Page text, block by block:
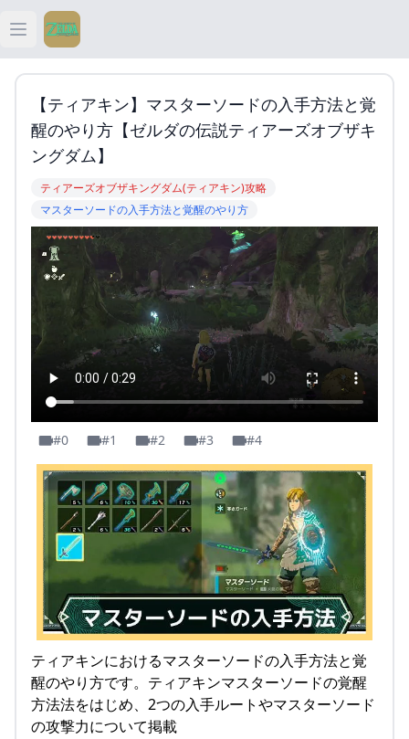
Open main menu
ティアキン
ティアキン 祠
ティアキン 攻略
【ティアキン】マスターソードの入手方法と覚
醒のやり方【ゼルダの伝説ティアーズオブザキ
ングダム】
ティアーズオブザキングダム(ティアキン)攻略
マスターソードの入手方法と覚醒のやり方
#0 #1 #2 #3 #4
ティアキンにおけるマスターソードの入手方法と覚
醒のやり方です。ティアキンマスターソードの覚醒
方法法をはじめ、2つの入手ルートやマスターソード
の攻撃力について掲載